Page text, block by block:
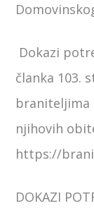
Dokazi
članka 103.
braniteljima
njihovih
https://
DOKAZI